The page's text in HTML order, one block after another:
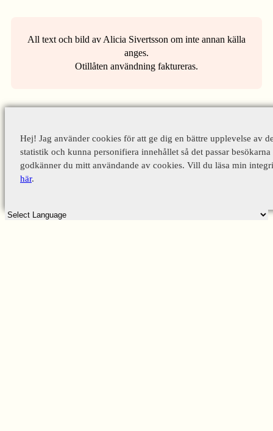
All text och bild av Alicia Sivertsson om inte annan källa
anges.
Otillåten användning faktureras.
Hej! Jag använder cookies för att ge dig en bättre upplevelse av
statistik och kunna personifiera innehållet så det passar
godkänner du mitt användande av cookies. Vill du läsa min
här.